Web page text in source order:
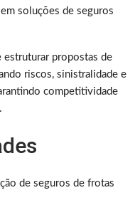
soluções de seguros
estruturar propostas de
riscos, sinistralidade e
competitividade
de seguros de frotas